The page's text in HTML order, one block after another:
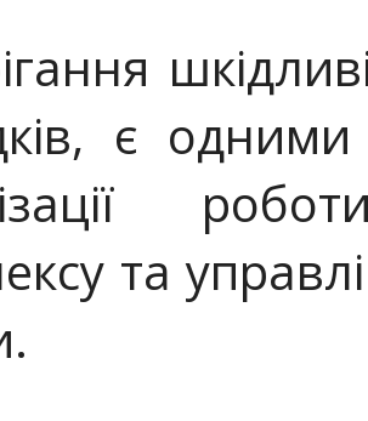
є
та